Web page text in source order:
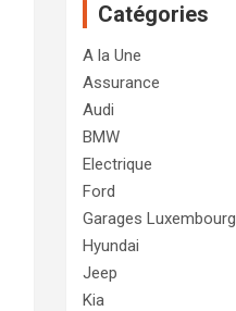
Catégories
A la Une
Assurance
Audi
BMW
Electrique
Ford
Garages Luxembourg
Hyundai
Jeep
Kia